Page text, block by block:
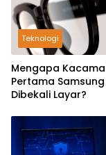
Teknologi
Mengapa
Pertama
Dibekali Layar?